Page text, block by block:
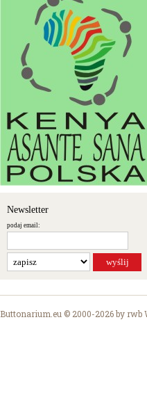
Newsletter
podaj email:
Buttonarium.eu © 2000-2026 by rwb